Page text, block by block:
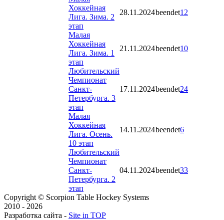
Хоккейная
Лига. Зима. 2
этап
28.11.2024beendet12
Малая
Хоккейная
Лига. Зима. 1
этап
21.11.2024beendet10
Любительский
Чемпионат
Санкт-
Петербурга. 3
этап
17.11.2024beendet24
Малая
Хоккейная
Лига. Осень.
10 этап
14.11.2024beendet6
Любительский
Чемпионат
Санкт-
Петербурга. 2
этап
04.11.2024beendet33
Copyright © Scorpion Table Hockey Systems
2010 - 2026
Разработка сайта - Site in TOP